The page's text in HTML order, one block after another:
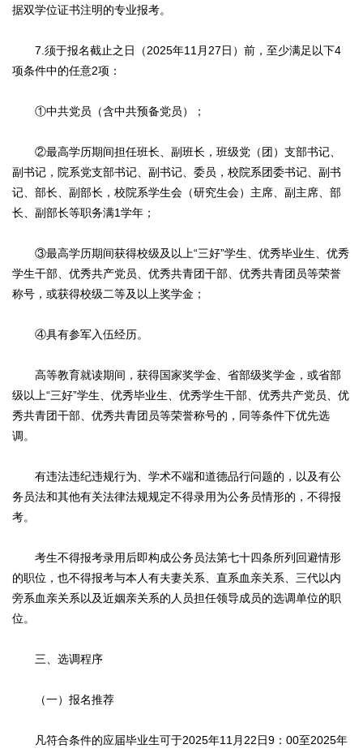
据双学位证书注明的专业报考。
7.须于报名截止之日（2025年11月27日）前，至少满足以下4
项条件中的任意2项：
①中共党员（含中共预备党员）；
②最高学历期间担任班长、副班长，班级党（团）支部书记、
副书记，院系党支部书记、副书记、委员，校院系团委书记、副书
记、部长、副部长，校院系学生会（研究生会）主席、副主席、部
长、副部长等职务满1学年；
③最高学历期间获得校级及以上“三好”学生、优秀毕业生、优秀
学生干部、优秀共产党员、优秀共青团干部、优秀共青团员等荣誉
称号，或获得校级二等及以上奖学金；
④具有参军入伍经历。
高等教育就读期间，获得国家奖学金、省部级奖学金，或省部
级以上“三好”学生、优秀毕业生、优秀学生干部、优秀共产党员、优
秀共青团干部、优秀共青团员等荣誉称号的，同等条件下优先选
调。
有违法违纪违规行为、学术不端和道德品行问题的，以及有公
务员法和其他有关法律法规规定不得录用为公务员情形的，不得报
考。
考生不得报考录用后即构成公务员法第七十四条所列回避情形
的职位，也不得报考与本人有夫妻关系、直系血亲关系、三代以内
旁系血亲关系以及近姻亲关系的人员担任领导成员的选调单位的职
位。
三、选调程序
（一）报名推荐
凡符合条件的应届毕业生可于2025年11月22日9：00至2025年